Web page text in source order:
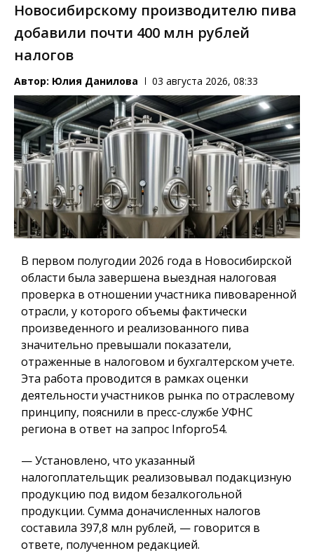
Новосибирскому производителю пива
добавили почти 400 млн рублей
налогов
Автор: Юлия Данилова 03 августа 2026, 08:33
В первом полугодии 2026 года в Новосибирской
области была завершена выездная налоговая
проверка в отношении участника пивоваренной
отрасли, у которого объемы фактически
произведенного и реализованного пива
значительно превышали показатели,
отраженные в налоговом и бухгалтерском учете.
Эта работа проводится в рамках оценки
деятельности участников рынка по отраслевому
принципу, пояснили в пресс-службе УФНС
региона в ответ на запрос Infopro54.
— Установлено, что указанный
налогоплательщик реализовывал подакцизную
продукцию под видом безалкогольной
продукции. Сумма доначисленных налогов
составила 397,8 млн рублей, — говорится в
ответе, полученном редакцией.